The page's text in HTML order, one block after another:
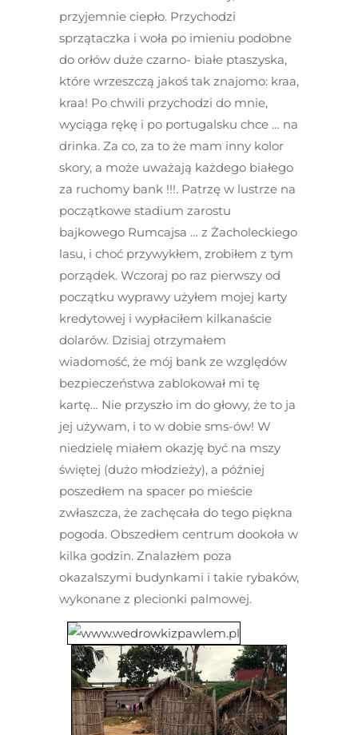
przyjemnie ciepło. Przychodzi
sprzątaczka i woła po imieniu podobne
do orłów duże czarno- białe ptaszyska,
które wrzeszczą jakoś tak znajomo: kraa,
kraa! Po chwili przychodzi do mnie,
wyciąga rękę i po portugalsku chce … na
drinka. Za co, za to że mam inny kolor
skory, a może uważają każdego białego
za ruchomy bank !!!. Patrzę w lustrze na
początkowe stadium zarostu
bajkowego Rumcajsa … z Żacholeckiego
lasu, i choć przywykłem, zrobiłem z tym
porządek. Wczoraj po raz pierwszy od
początku wyprawy użyłem mojej karty
kredytowej i wypłaciłem kilkanaście
dolarów. Dzisiaj otrzymałem
wiadomość, że mój bank ze względów
bezpieczeństwa zablokował mi tę
kartę… Nie przyszło im do głowy, że to ja
jej używam, i to w dobie sms-ów! W
niedzielę miałem okazję być na mszy
świętej (dużo młodzieży), a później
poszedłem na spacer po mieście
zwłaszcza, że zachęcała do tego piękna
pogoda. Obszedłem centrum dookoła w
kilka godzin. Znalazłem poza
okazalszymi budynkami i takie rybaków,
wykonane z plecionki palmowej.